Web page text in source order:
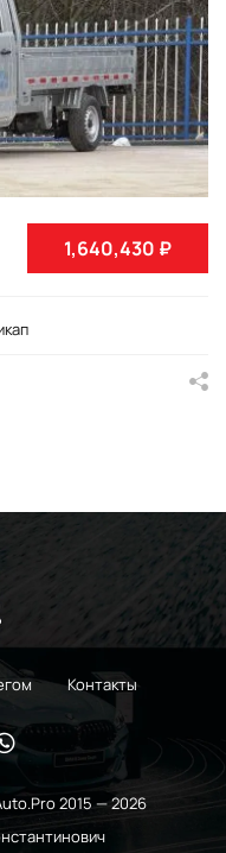
1,640,430 ₽
Контакты
2015 — 2026